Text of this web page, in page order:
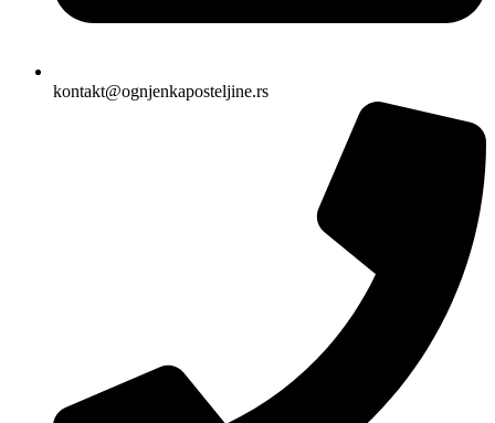
kontakt@ognjenkaposteljine.rs